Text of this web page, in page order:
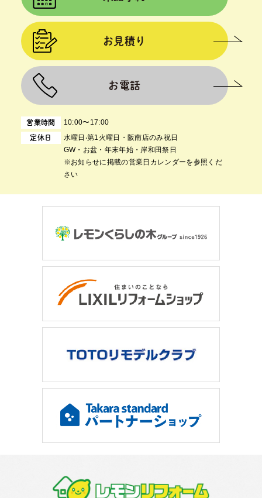
営業時間 10:00〜17:00
定休日
⽔曜⽇‧第1⽕曜⽇・阪南店のみ祝日
GW・お盆・年末年始・岸和田祭日
※お知らせに掲載の営業日カレンダーを参照くだ
さい
お見積り
お電話